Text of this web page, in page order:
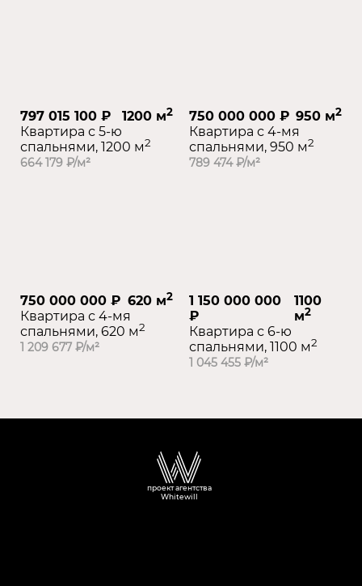
797 015 100 ₽ 1200 м2
Квартира с 5-ю
спальнями, 1200 м2
664 179 ₽/м²
750 000 000 ₽ 950 м2
Квартира с 4-мя
спальнями, 950 м2
789 474 ₽/м²
750 000 000 ₽ 620 м2
Квартира с 4-мя
спальнями, 620 м2
1 209 677 ₽/м²
1 150 000 000
₽
1100
м2
Квартира с 6-ю
спальнями, 1100 м2
1 045 455 ₽/м²
проект агентства
Whitewill